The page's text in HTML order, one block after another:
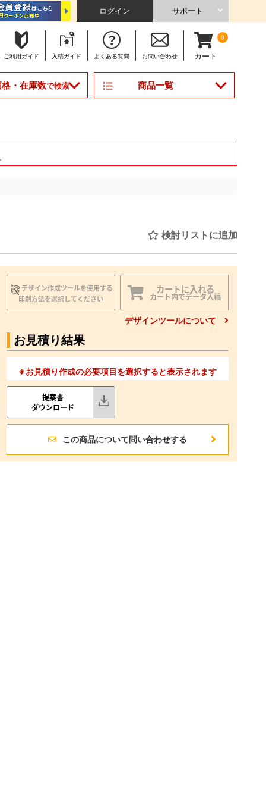
ログイン サポート
ご利用ガイド 入稿ガイド よくある質問 お問い合わせ
0
カート
・在庫数で検索 商品一覧
検討リストに追加
デザイン作成ツールを使用する
印刷方法を選択してください
カートに入れる
カート内でデータ入稿
デザインツールについて
お見積り結果
※お見積り作成の必要項目を選択すると表示されます
提案書
ダウンロード
この商品について問い合わせする